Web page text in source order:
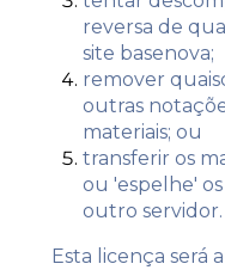
reversa de
site basenova;
remover
outras
materiais; ou
transferir os
ou 'espelhe'
outro servidor.
Esta licença será